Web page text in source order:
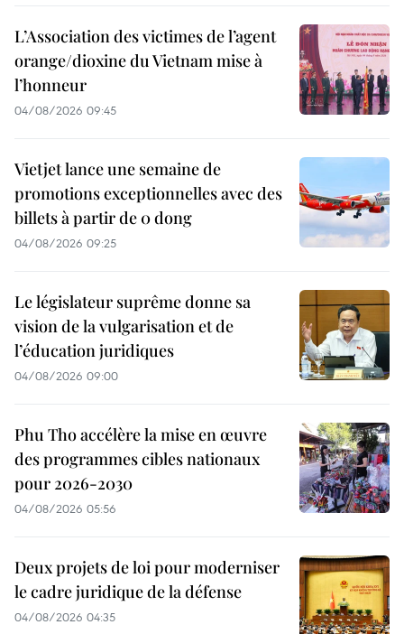
L’Association des victimes de l’agent
orange/dioxine du Vietnam mise à
l’honneur
04/08/2026 09:45
Vietjet lance une semaine de
promotions exceptionnelles avec des
billets à partir de 0 dong
04/08/2026 09:25
Le législateur suprême donne sa
vision de la vulgarisation et de
l’éducation juridiques
04/08/2026 09:00
Phu Tho accélère la mise en œuvre
des programmes cibles nationaux
pour 2026-2030
04/08/2026 05:56
Deux projets de loi pour moderniser
le cadre juridique de la défense
04/08/2026 04:35